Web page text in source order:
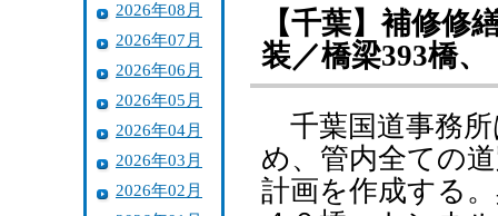
2026年08月
2026年07月
2026年06月
2026年05月
2026年04月
2026年03月
2026年02月
【千葉】補修修
装／橋梁393橋
千葉国道事務所
め、管内全ての
計画を作成する